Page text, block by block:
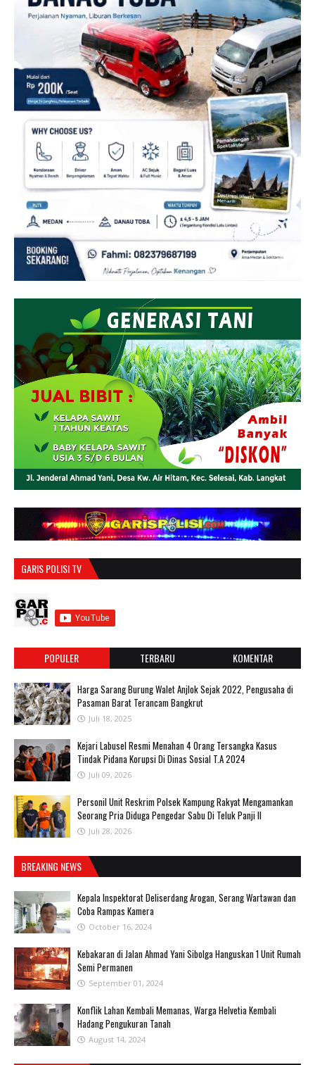
GARIS POLISI TV
POPULER TERBARU KOMENTAR
Harga Sarang Burung Walet Anjlok Sejak 2022, Pengusaha di
Pasaman Barat Terancam Bangkrut
Juli 18, 2025
‎Kejari Labusel Resmi Menahan 4 Orang Tersangka Kasus
Tindak Pidana Korupsi Di Dinas Sosial T.A 2024
Juli 09, 2026
Personil Unit Reskrim Polsek Kampung Rakyat Mengamankan
Seorang Pria Diduga Pengedar Sabu Di Teluk Panji II
Juli 28, 2026
BREAKING NEWS
Kepala Inspektorat Deliserdang Arogan, Serang Wartawan dan
Coba Rampas Kamera
October 16, 2024
Kebakaran di Jalan Ahmad Yani Sibolga Hanguskan 1 Unit Rumah
Semi Permanen
September 01, 2024
Konflik Lahan Kembali Memanas, Warga Helvetia Kembali
Hadang Pengukuran Tanah
August 14, 2024